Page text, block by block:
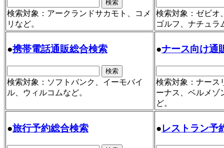
検索対象：アークランドサカモト、コメ
リなど。
検索対象：ゼビオ
ゴルフ、ナチュラ
●携帯電話通販総合検索
検索対象：ソフトバンク、イーモバイ
ル、ウィルコムなど。
●ナース向け通
検索対象：ナース
ーナス、ベルメゾ
ど。
●旅行予約総合検索 ●レストラン予